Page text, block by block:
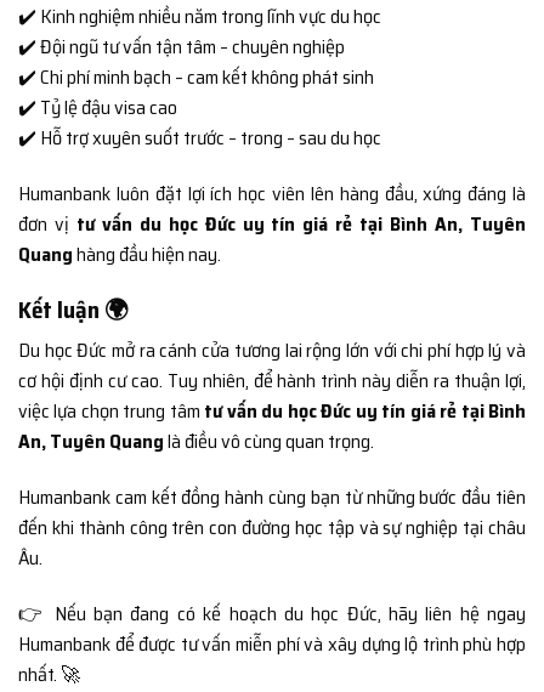
✔️ Kinh nghiệm nhiều năm trong lĩnh vực du học
✔️ Đội ngũ tư vấn tận tâm – chuyên nghiệp
✔️ Chi phí minh bạch – cam kết không phát sinh
✔️ Tỷ lệ đậu visa cao
✔️ Hỗ trợ xuyên suốt trước – trong – sau du học
Humanbank luôn đặt lợi ích học viên lên hàng đầu, xứng đáng là
đơn vị tư vấn du học Đức uy tín giá rẻ tại Bình An, Tuyên
Quanghàng đầu hiện nay.
Kết luận 🌍
Du học Đức mở ra cánh cửa tương lai rộng lớn với chi phí hợp lý và
cơ hội định cư cao. Tuy nhiên, để hành trình này diễn ra thuận lợi,
việc lựa chọn trung tâm tư vấn du học Đức uy tín giá rẻ tại Bình
An, Tuyên Quanglà điều vô cùng quan trọng.
Humanbank cam kết đồng hành cùng bạn từ những bước đầu tiên
đến khi thành công trên con đường học tập và sự nghiệp tại châu
Âu.
👉 Nếu bạn đang có kế hoạch du học Đức, hãy liên hệ ngay
Humanbank để được tư vấn miễn phí và xây dựng lộ trình phù hợp
nhất. 🚀